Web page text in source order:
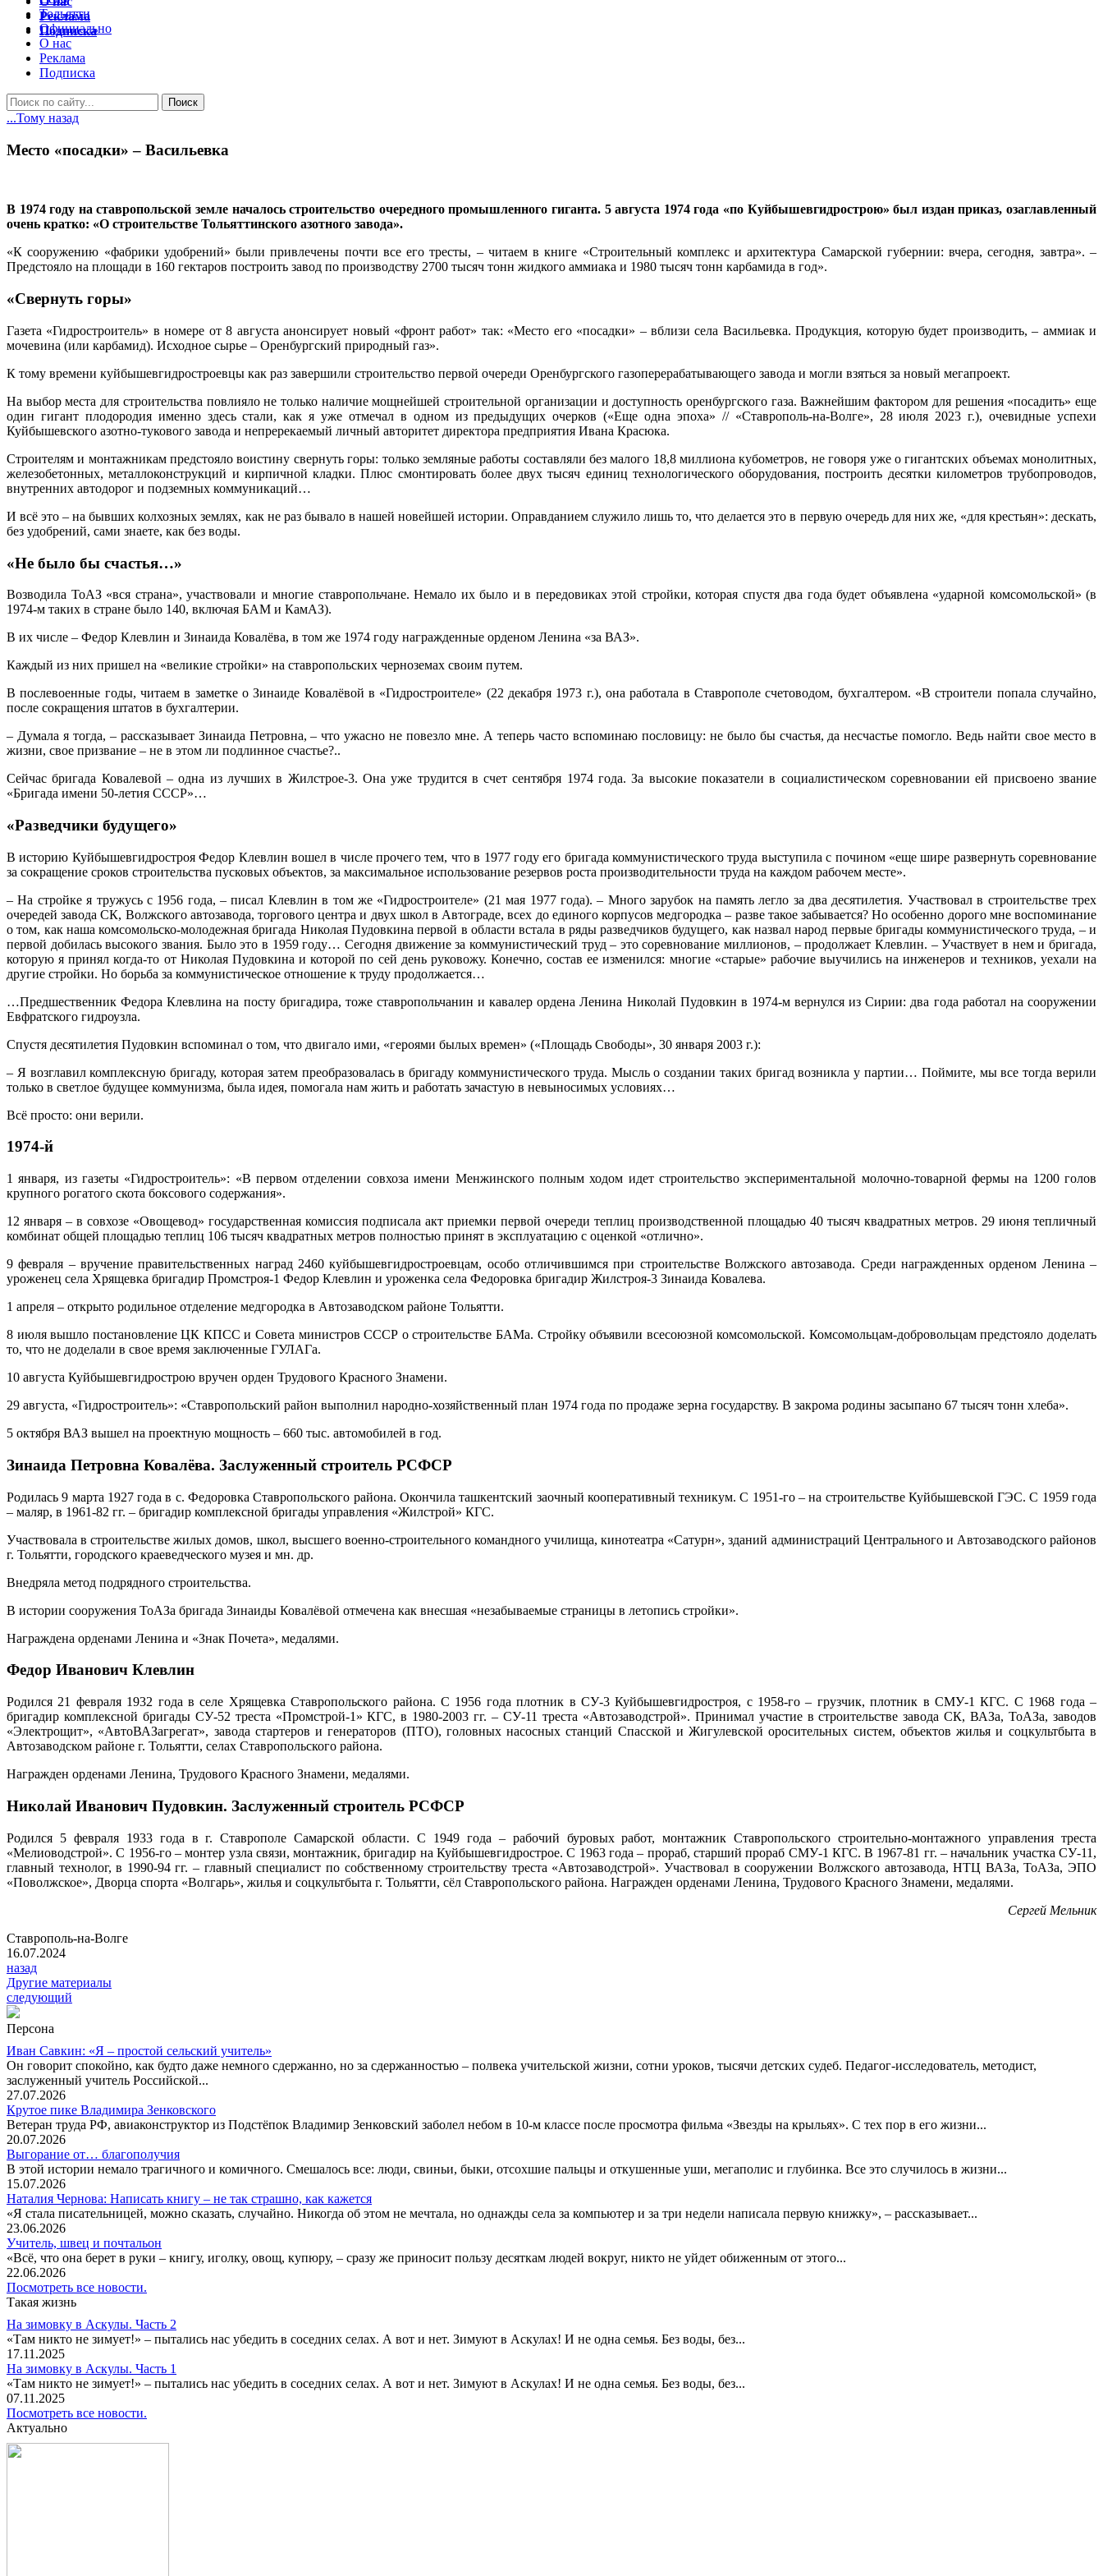
Тольятти
Официально
О нас
Реклама
Подписка
...Тому назад
Место «посадки» – Васильевка
В 1974 году на ставропольской земле началось строительство очередного промышленного гиганта. 5 августа 1974 года «по Куйбышевгидрострою» был издан приказ, озаглавленный
очень кратко: «О строительстве Тольяттинского азотного завода».
«К сооружению «фабрики удобрений» были привлечены почти все его тресты, – читаем в книге «Строительный комплекс и архитектура Самарской губернии: вчера, сегодня, завтра». –
Предстояло на площади в 160 гектаров построить завод по производству 2700 тысяч тонн жидкого аммиака и 1980 тысяч тонн карбамида в год».
«Свернуть горы»
Газета «Гидростроитель» в номере от 8 августа анонсирует новый «фронт работ» так: «Место его «посадки» – вблизи села Васильевка. Продукция, которую будет производить, – аммиак и
мочевина (или карбамид). Исходное сырье – Оренбургский природный газ».
К тому времени куйбышевгидростроевцы как раз завершили строительство первой очереди Оренбургского газоперерабатывающего завода и могли взяться за новый мегапроект.
На выбор места для строительства повлияло не только наличие мощнейшей строительной организации и доступность оренбургского газа. Важнейшим фактором для решения «посадить» еще
один гигант плодородия именно здесь стали, как я уже отмечал в одном из предыдущих очерков («Еще одна эпоха» // «Ставрополь-на-Волге», 28 июля 2023 г.), очевидные успехи
Куйбышевского азотно-тукового завода и непререкаемый личный авторитет директора предприятия Ивана Красюка.
Строителям и монтажникам предстояло воистину свернуть горы: только земляные работы составляли без малого 18,8 миллиона кубометров, не говоря уже о гигантских объемах монолитных,
железобетонных, металлоконструкций и кирпичной кладки. Плюс смонтировать более двух тысяч единиц технологического оборудования, построить десятки километров трубопроводов,
внутренних автодорог и подземных коммуникаций…
И всё это – на бывших колхозных землях, как не раз бывало в нашей новейшей истории. Оправданием служило лишь то, что делается это в первую очередь для них же, «для крестьян»: дескать,
без удобрений, сами знаете, как без воды.
«Не было бы счастья…»
Возводила ТоАЗ «вся страна», участвовали и многие ставропольчане. Немало их было и в передовиках этой стройки, которая спустя два года будет объявлена «ударной комсомольской» (в
1974-м таких в стране было 140, включая БАМ и КамАЗ).
В их числе – Федор Клевлин и Зинаида Ковалёва, в том же 1974 году награжденные орденом Ленина «за ВАЗ».
Каждый из них пришел на «великие стройки» на ставропольских черноземах своим путем.
В послевоенные годы, читаем в заметке о Зинаиде Ковалёвой в «Гидростроителе» (22 декабря 1973 г.), она работала в Ставрополе счетоводом, бухгалтером. «В строители попала случайно,
после сокращения штатов в бухгалтерии.
– Думала я тогда, – рассказывает Зинаида Петровна, – что ужасно не повезло мне. А теперь часто вспоминаю пословицу: не было бы счастья, да несчастье помогло. Ведь найти свое место в
жизни, свое призвание – не в этом ли подлинное счастье?..
Сейчас бригада Ковалевой – одна из лучших в Жилстрое-3. Она уже трудится в счет сентября 1974 года. За высокие показатели в социалистическом соревновании ей присвоено звание
«Бригада имени 50-летия СССР»…
«Разведчики будущего»
В историю Куйбышевгидростроя Федор Клевлин вошел в числе прочего тем, что в 1977 году его бригада коммунистического труда выступила с почином «еще шире развернуть соревнование
за сокращение сроков строительства пусковых объектов, за максимальное использование резервов роста производительности труда на каждом рабочем месте».
– На стройке я тружусь с 1956 года, – писал Клевлин в том же «Гидростроителе» (21 мая 1977 года). – Много зарубок на память легло за два десятилетия. Участвовал в строительстве трех
очередей завода СК, Волжского автозавода, торгового центра и двух школ в Автограде, всех до единого корпусов медгородка – разве такое забывается? Но особенно дорого мне воспоминание
о том, как наша комсомольско-молодежная бригада Николая Пудовкина первой в области встала в ряды разведчиков будущего, как назвал народ первые бригады коммунистического труда, – и
первой добилась высокого звания. Было это в 1959 году… Сегодня движение за коммунистический труд – это соревнование миллионов, – продолжает Клевлин. – Участвует в нем и бригада,
которую я принял когда-то от Николая Пудовкина и которой по сей день руковожу. Конечно, состав ее изменился: многие «старые» рабочие выучились на инженеров и техников, уехали на
другие стройки. Но борьба за коммунистическое отношение к труду продолжается…
…Предшественник Федора Клевлина на посту бригадира, тоже ставропольчанин и кавалер ордена Ленина Николай Пудовкин в 1974-м вернулся из Сирии: два года работал на сооружении
Евфратского гидроузла.
Спустя десятилетия Пудовкин вспоминал о том, что двигало ими, «героями былых времен» («Площадь Свободы», 30 января 2003 г.):
– Я возглавил комплексную бригаду, которая затем преобразовалась в бригаду коммунистического труда. Мысль о создании таких бригад возникла у партии… Поймите, мы все тогда верили
только в светлое будущее коммунизма, была идея, помогала нам жить и работать зачастую в невыносимых условиях…
Всё просто: они верили.
1974-й
1 января, из газеты «Гидростроитель»: «В первом отделении совхоза имени Менжинского полным ходом идет строительство экспериментальной молочно-товарной фермы на 1200 голов
крупного рогатого скота боксового содержания».
12 января – в совхозе «Овощевод» государственная комиссия подписала акт приемки первой очереди теплиц производственной площадью 40 тысяч квадратных метров. 29 июня тепличный
комбинат общей площадью теплиц 106 тысяч квадратных метров полностью принят в эксплуатацию с оценкой «отлично».
9 февраля – вручение правительственных наград 2460 куйбышевгидростроевцам, особо отличившимся при строительстве Волжского автозавода. Среди награжденных орденом Ленина –
уроженец села Хрящевка бригадир Промстроя-1 Федор Клевлин и уроженка села Федоровка бригадир Жилстроя-3 Зинаида Ковалева.
1 апреля – открыто родильное отделение медгородка в Автозаводском районе Тольятти.
8 июля вышло постановление ЦК КПСС и Совета министров СССР о строительстве БАМа. Стройку объявили всесоюзной комсомольской. Комсомольцам-добровольцам предстояло доделать
то, что не доделали в свое время заключенные ГУЛАГа.
10 августа Куйбышевгидрострою вручен орден Трудового Красного Знамени.
29 августа, «Гидростроитель»: «Ставропольский район выполнил народно-хозяйственный план 1974 года по продаже зерна государству. В закрома родины засыпано 67 тысяч тонн хлеба».
5 октября ВАЗ вышел на проектную мощность – 660 тыс. автомобилей в год.
Зинаида Петровна Ковалёва. Заслуженный строитель РСФСР
Родилась 9 марта 1927 года в с. Федоровка Ставропольского района. Окончила ташкентский заочный кооперативный техникум. С 1951-го – на строительстве Куйбышевской ГЭС. С 1959 года
– маляр, в 1961-82 гг. – бригадир комплексной бригады управления «Жилстрой» КГС.
Участвовала в строительстве жилых домов, школ, высшего военно-строительного командного училища, кинотеатра «Сатурн», зданий администраций Центрального и Автозаводского районов
г. Тольятти, городского краеведческого музея и мн. др.
Внедряла метод подрядного строительства.
В истории сооружения ТоАЗа бригада Зинаиды Ковалёвой отмечена как внесшая «незабываемые страницы в летопись стройки».
Награждена орденами Ленина и «Знак Почета», медалями.
Федор Иванович Клевлин
Родился 21 февраля 1932 года в селе Хрящевка Ставропольского района. С 1956 года плотник в СУ-3 Куйбышевгидростроя, с 1958-го – грузчик, плотник в СМУ-1 КГС. С 1968 года –
бригадир комплексной бригады СУ-52 треста «Промстрой-1» КГС, в 1980-2003 гг. – СУ-11 треста «Автозаводстрой». Принимал участие в строительстве завода СК, ВАЗа, ТоАЗа, заводов
«Электрощит», «АвтоВАЗагрегат», завода стартеров и генераторов (ПТО), головных насосных станций Спасской и Жигулевской оросительных систем, объектов жилья и соцкультбыта в
Автозаводском районе г. Тольятти, селах Ставропольского района.
Награжден орденами Ленина, Трудового Красного Знамени, медалями.
Николай Иванович Пудовкин. Заслуженный строитель РСФСР
Родился 5 февраля 1933 года в г. Ставрополе Самарской области. С 1949 года – рабочий буровых работ, монтажник Ставропольского строительно-монтажного управления треста
«Мелиоводстрой». С 1956-го – монтер узла связи, монтажник, бригадир на Куйбышевгидрострое. С 1963 года – прораб, старший прораб СМУ-1 КГС. В 1967-81 гг. – начальник участка СУ-11,
главный технолог, в 1990-94 гг. – главный специалист по собственному строительству треста «Автозаводстрой». Участвовал в сооружении Волжского автозавода, НТЦ ВАЗа, ТоАЗа, ЭПО
«Поволжское», Дворца спорта «Волгарь», жилья и соцкультбыта г. Тольятти, сёл Ставропольского района. Награжден орденами Ленина, Трудового Красного Знамени, медалями.
Сергей Мельник
Ставрополь-на-Волге
16.07.2024
назад
Другие материалы
следующий
Персона
Иван Савкин: «Я – простой сельский учитель»
Он говорит спокойно, как будто даже немного сдержанно, но за сдержанностью – полвека учительской жизни, сотни уроков, тысячи детских судеб. Педагог-исследователь, методист,
заслуженный учитель Российской...
27.07.2026
Крутое пике Владимира Зенковского
Ветеран труда РФ, авиаконструктор из Подстёпок Владимир Зенковский заболел небом в 10-м классе после просмотра фильма «Звезды на крыльях». С тех пор в его жизни...
20.07.2026
Выгорание от… благополучия
В этой истории немало трагичного и комичного. Смешалось все: люди, свиньи, быки, отсохшие пальцы и откушенные уши, мегаполис и глубинка. Все это случилось в жизни...
15.07.2026
Наталия Чернова: Написать книгу – не так страшно, как кажется
«Я стала писательницей, можно сказать, случайно. Никогда об этом не мечтала, но однажды села за компьютер и за три недели написала первую книжку», – рассказывает...
23.06.2026
Учитель, швец и почтальон
«Всё, что она берет в руки – книгу, иголку, овощ, купюру, – сразу же приносит пользу десяткам людей вокруг, никто не уйдет обиженным от этого...
22.06.2026
Посмотреть все новости.
Такая жизнь
На зимовку в Аскулы. Часть 2
«Там никто не зимует!» – пытались нас убедить в соседних селах. А вот и нет. Зимуют в Аскулах! И не одна семья. Без воды, без...
17.11.2025
На зимовку в Аскулы. Часть 1
«Там никто не зимует!» – пытались нас убедить в соседних селах. А вот и нет. Зимуют в Аскулах! И не одна семья. Без воды, без...
07.11.2025
Посмотреть все новости.
Актуально
Реклама
Подписка